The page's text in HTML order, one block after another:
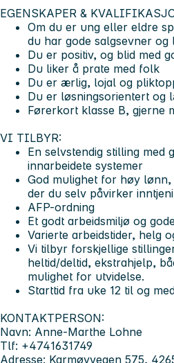
EGENSKAPER &
Om du er ung eller eldre
du har gode salgsevner og
Du er positiv, og blid med
Du liker å prate med folk
Du er ærlig, lojal og
Du er løsningsorientert og
Førerkort klasse B, gjerne
VI TILBYR:
En selvstendig stilling
innarbeidete systemer
God mulighet for høy
der du selv påvirker
AFP-ordning
Et godt arbeidsmiljø og
Varierte arbeidstider, helg
Vi tilbyr forskjellige
heltid/deltid, ekstrahjelp,
mulighet for utvidelse.
Starttid fra uke 12 til og
KONTAKTPERSON:
Navn: Anne-Marthe Lohne
Tlf: +4741631749
Adresse: Karmøyvegen 575,